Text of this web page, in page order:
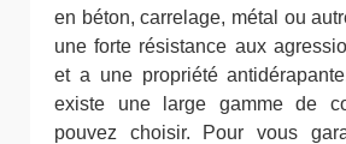
en béton, carrelage, métal ou
une forte résistance aux
et a une propriété
existe une large gamme de
pouvez choisir. Pour vous